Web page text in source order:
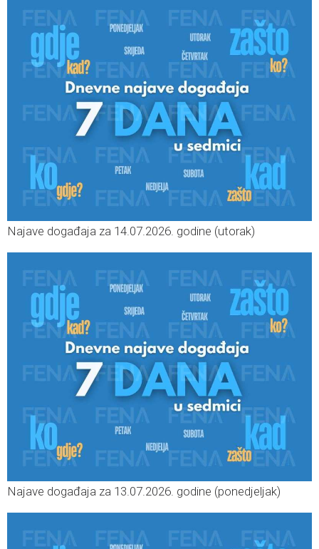
Najave događaja za 14.07.2026. godine (utorak)
Najave događaja za 13.07.2026. godine (ponedjeljak)